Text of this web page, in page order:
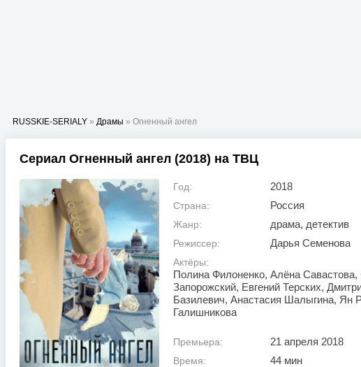
RUSSKIE-SERIALY » Драмы » Огненный ангел
Сериал Огненный ангел (2018) на ТВЦ
Год: 2018
Страна: Россия
Жанр: драма, детектив
Режиссер: Дарья Семенова
Актёры:
Полина Филоненко, Алёна Савастова,
Запорожский, Евгений Терских,
Базилевич, Анастасия Шалыгина, Ян
Галишникова
Премьера: 21 апреля 2018
Время: 44 мин